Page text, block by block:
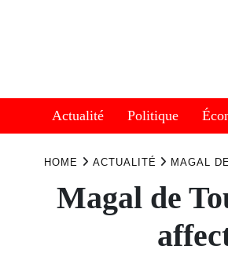
Actualité Politique
HOME ACTUALITÉ MAGAL
Magal de